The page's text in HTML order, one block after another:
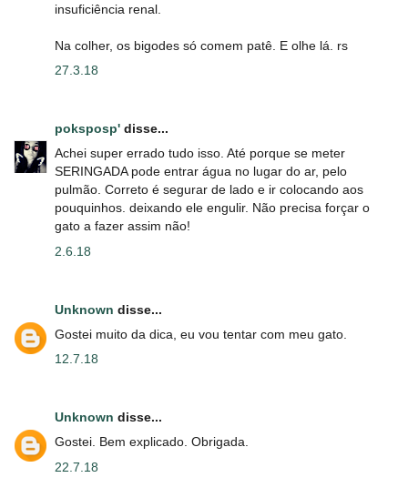
insuficiência renal.
Na colher, os bigodes só comem patê. E olhe lá. rs
27.3.18
poksposp' disse...
Achei super errado tudo isso. Até porque se meter
SERINGADA pode entrar água no lugar do ar, pelo
pulmão. Correto é segurar de lado e ir colocando aos
pouquinhos. deixando ele engulir. Não precisa forçar o
gato a fazer assim não!
2.6.18
Unknown disse...
Gostei muito da dica, eu vou tentar com meu gato.
12.7.18
Unknown disse...
Gostei. Bem explicado. Obrigada.
22.7.18